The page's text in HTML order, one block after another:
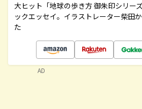
大ヒット「地球の歩き方 御朱印シリー
ックエッセイ。イラストレーター柴田
た
AD